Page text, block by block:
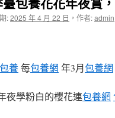
:2025 年 4 月 22 日 ， 作者:admin
包養每包養網 年3月包養網
夜學粉白的櫻花連包養網